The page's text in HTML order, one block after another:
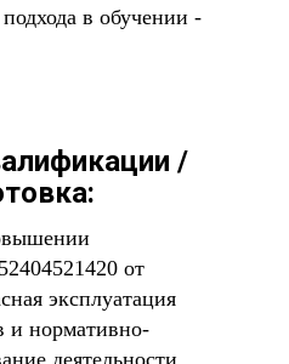
в обучении -
/
эксплуатация
и нормативно-
деятельности